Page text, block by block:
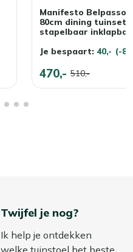
Manifesto Belpasso/
80cm dining tuinset
stapelbaar
Je bespaart: 40,- (-
470,- 510,-
Twijfel je nog?
Ik help je ontdekken
welke tuinstoel het beste